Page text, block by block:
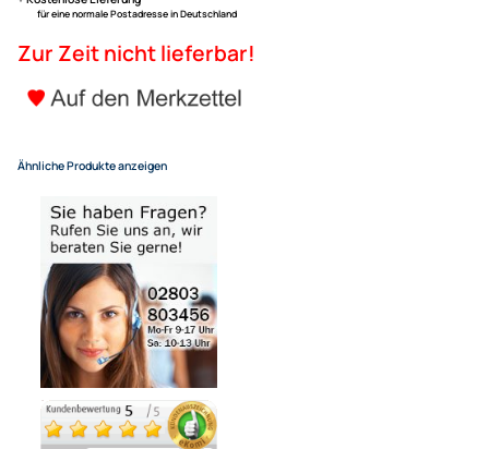
ACV Radioblende
5 (CW) 2-DIN schwarz 2011-
42,95 €
Alle Preise inkl. gesetzlicher MwSt.
+ Kostenlose Lieferung
für eine normale Postadresse in Deutschland
Zur Zeit nicht lieferbar!
Ähnliche Produkte anzeigen